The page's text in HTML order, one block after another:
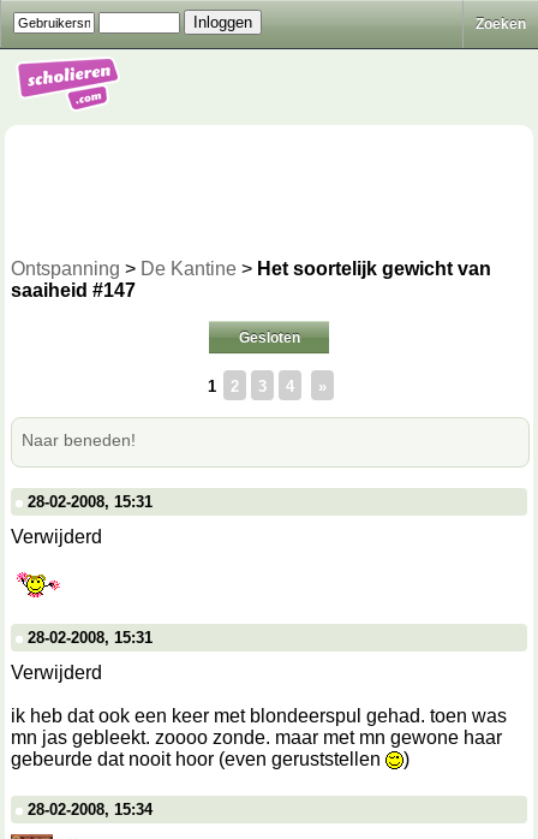
Zoeken
Ontspanning > De Kantine > Het soortelijk gewicht van
saaiheid #147
Gesloten
1 2 3 4 »
Naar beneden!
28-02-2008, 15:31
Verwijderd
28-02-2008, 15:31
Verwijderd
ik heb dat ook een keer met blondeerspul gehad. toen was
mn jas gebleekt. zoooo zonde. maar met mn gewone haar
gebeurde dat nooit hoor (even geruststellen
)
28-02-2008, 15:34